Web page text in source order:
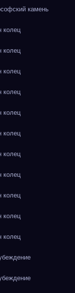
камень
колец
колец
колец
колец
колец
колец
колец
колец
колец
колец
колец